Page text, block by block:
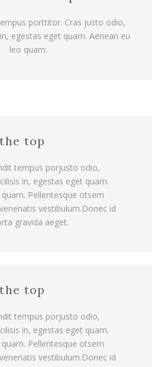
porttitor. Cras justo odio,
egestas eget quam. Aenean eu
leo quam.
top
tempus porjusto odio,
in, egestas eget quam.
Pellentesque otsem
vestibulum.Donec id
gravida aeget.
top
tempus porjusto odio,
in, egestas eget quam.
Pellentesque otsem
vestibulum.Donec id